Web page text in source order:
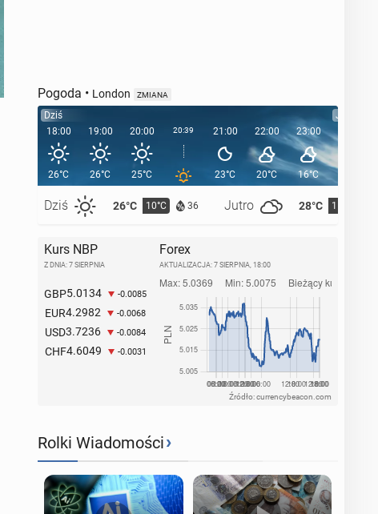
Pogoda • London ZMIANA
Dziś
18:00
26°C
Dziś 26°C 10°C 36 Jutro 28°C 11°C
19:00
26°C
20:00
25°C
20:39 21:00
23°C
22:00
20°C
23:00
16°C
Jutro
00:00
Kurs NBP
Z DNIA: 7 SIERPNIA
GBP5.0134 -0.0085
EUR4.2982 -0.0068
USD3.7236 -0.0084
CHF4.6049 -0.0031
Forex
AKTUALIZACJA: 7 SIERPNIA, 18:00
Źródło: currencybeacon.com
Rolki Wiadomości›